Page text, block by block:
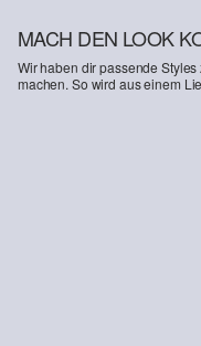
MACH DEN LOOK
Wir haben dir passende
machen. So wird aus einem